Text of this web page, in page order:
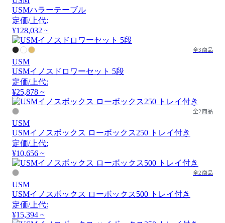
USMハラーテーブル
定価/上代:
¥128,032 ~
全3商品
USM
USMイノスドロワーセット 5段
定価/上代:
¥25,878 ~
全2商品
USM
USMイノスボックス ローボックス250 トレイ付き
定価/上代:
¥10,656 ~
全2商品
USM
USMイノスボックス ローボックス500 トレイ付き
定価/上代:
¥15,394 ~